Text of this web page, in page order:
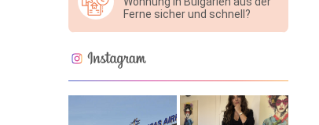
Ferne sicher und schnell?